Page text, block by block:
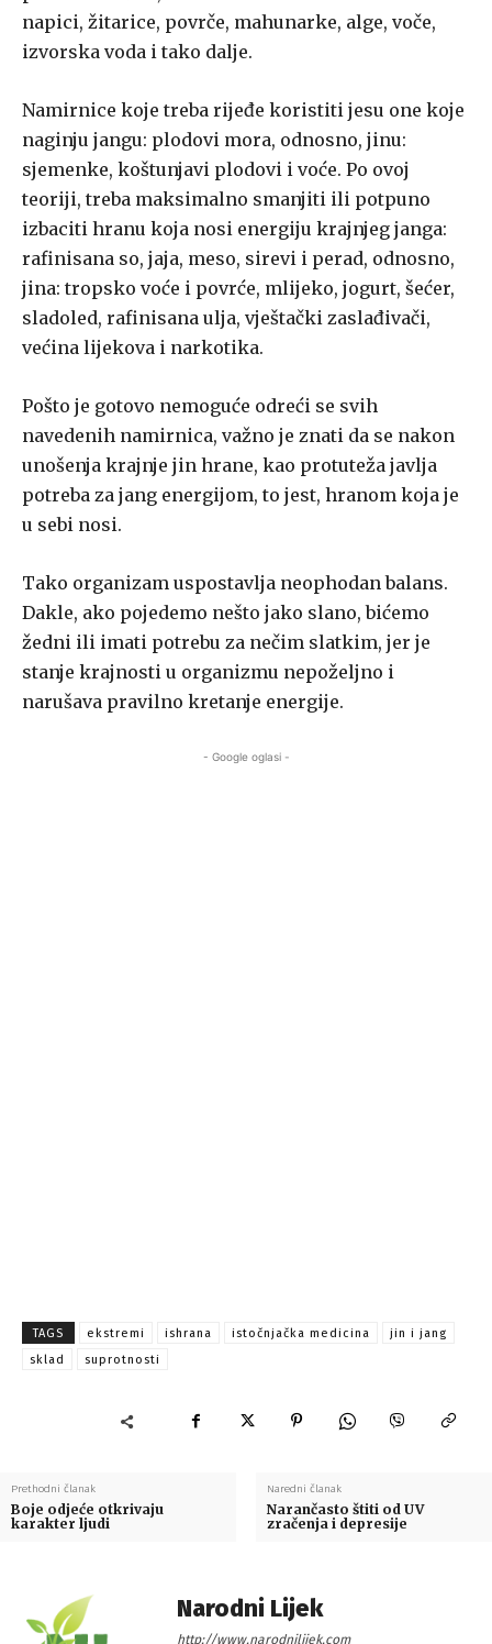
napici, žitarice, povrče, mahunarke, alge, voče,
izvorska voda i tako dalje.
Namirnice koje treba rijeđe koristiti jesu one koje
naginju jangu: plodovi mora, odnosno, jinu:
sjemenke, koštunjavi plodovi i voće. Po ovoj
teoriji, treba maksimalno smanjiti ili potpuno
izbaciti hranu koja nosi energiju krajnjeg janga:
rafinisana so, jaja, meso, sirevi i perad, odnosno,
jina: tropsko voće i povrće, mlijeko, jogurt, šećer,
sladoled, rafinisana ulja, vještački zaslađivači,
većina lijekova i narkotika.
Pošto je gotovo nemoguće odreći se svih
navedenih namirnica, važno je znati da se nakon
unošenja krajnje jin hrane, kao protuteža javlja
potreba za jang energijom, to jest, hranom koja je
u sebi nosi.
Tako organizam uspostavlja neophodan balans.
Dakle, ako pojedemo nešto jako slano, bićemo
žedni ili imati potrebu za nečim slatkim, jer je
stanje krajnosti u organizmu nepoželjno i
narušava pravilno kretanje energije.
- Google oglasi -
TAGS ekstremi ishrana istočnjačka medicina
jin i jang
sklad
suprotnosti
Prethodni članak
Boje odjeće otkrivaju
karakter ljudi
Naredni članak
Narančasto štiti od UV
zračenja i depresije
Narodni Lijek
http://www.narodnilijek.com